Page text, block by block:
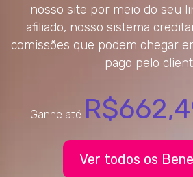
nosso site por meio do seu
afiliado, nosso sistema
comissões que podem chegar
pago pelo
Ganhe até
Ver todos os